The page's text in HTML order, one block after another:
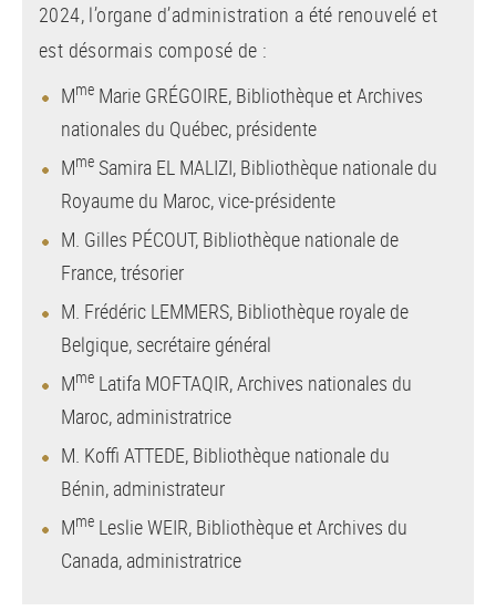
2024, l’organe d’administration a été renouvelé et
est désormais composé de :
Mme Marie GRÉGOIRE, Bibliothèque et Archives
nationales du Québec, présidente
Mme Samira EL MALIZI, Bibliothèque nationale du
Royaume du Maroc, vice-présidente
M. Gilles PÉCOUT, Bibliothèque nationale de
France, trésorier
M. Frédéric LEMMERS, Bibliothèque royale de
Belgique, secrétaire général
Mme Latifa MOFTAQIR, Archives nationales du
Maroc, administratrice
M. Koffi ATTEDE, Bibliothèque nationale du
Bénin, administrateur
Mme Leslie WEIR, Bibliothèque et Archives du
Canada, administratrice